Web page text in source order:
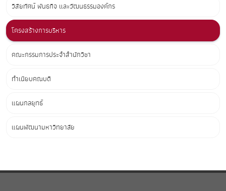
วิสัยทัศน์ พันธกิจ และวัฒนธรรมองค์กร
โครงสร้างการบริหาร
คณะกรรมการประจำสำนักวิชา
ทำเนียบคณบดี
แผนกลยุทธ์
แผนพัฒนามหาวิทยาลัย